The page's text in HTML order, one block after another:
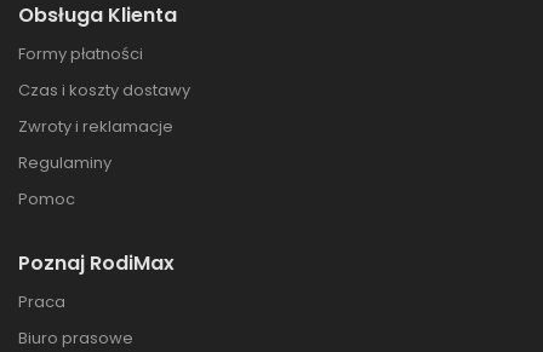
Obsługa Klienta
Formy płatności
Czas i koszty dostawy
Zwroty i reklamacje
Regulaminy
Pomoc
Poznaj RodiMax
Praca
Biuro prasowe